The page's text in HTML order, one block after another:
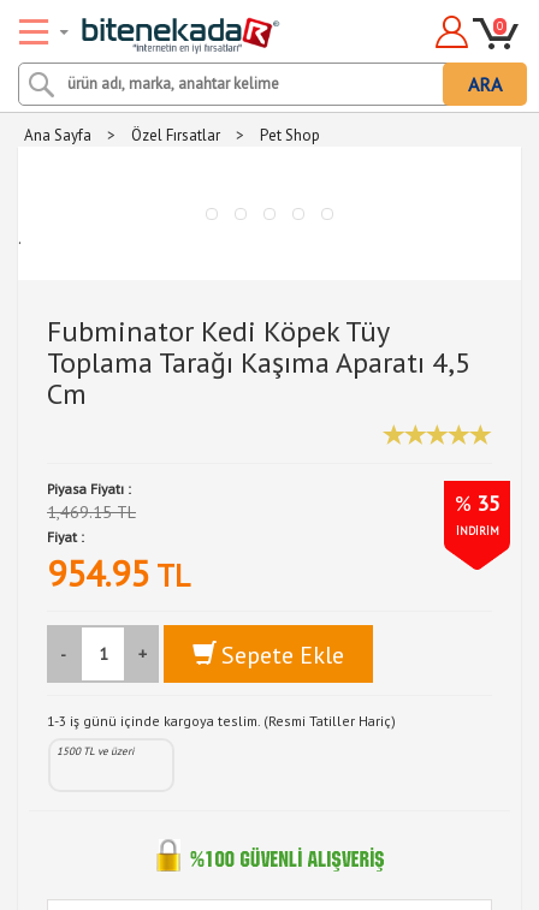
ARA
0
Ana Sayfa > Özel Fırsatlar > Pet Shop
.
Fubminator Kedi Köpek Tüy
Toplama Tarağı Kaşıma Aparatı 4,5
Cm
Piyasa Fiyatı :
1,469.15 TL % 35
İNDİRİM
Fiyat :
954.95 TL
- + Sepete Ekle
1-3 iş günü içinde kargoya teslim. (Resmi Tatiller Hariç)
1500 TL ve üzeri